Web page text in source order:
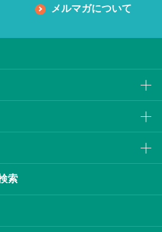
メルマガについて
索